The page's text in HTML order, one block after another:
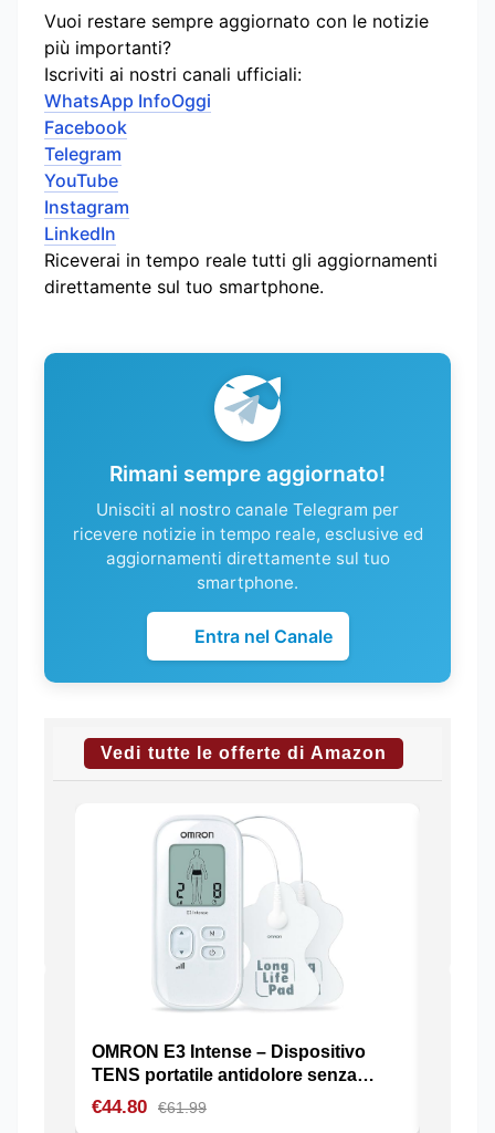
Vuoi restare sempre aggiornato con le notizie
più importanti?
Iscriviti ai nostri canali ufficiali:
WhatsApp InfoOggi
Facebook
Telegram
YouTube
Instagram
LinkedIn
Riceverai in tempo reale tutti gli aggiornamenti
direttamente sul tuo smartphone.
Rimani sempre aggiornato!
Unisciti al nostro canale Telegram per
ricevere notizie in tempo reale, esclusive ed
aggiornamenti direttamente sul tuo
smartphone.
Entra nel Canale